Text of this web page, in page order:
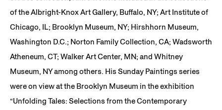
of the Albright-Knox Art Gallery, Buffalo, NY; Art Institute of
Chicago, IL; Brooklyn Museum, NY; Hirshhorn Museum,
Washington D.C.; Norton Family Collection, CA; Wadsworth
Atheneum, CT; Walker Art Center, MN; and Whitney
Museum, NY among others. His Sunday Paintings series
were on view at the Brooklyn Museum in the exhibition
“Unfolding Tales: Selections from the Contemporary